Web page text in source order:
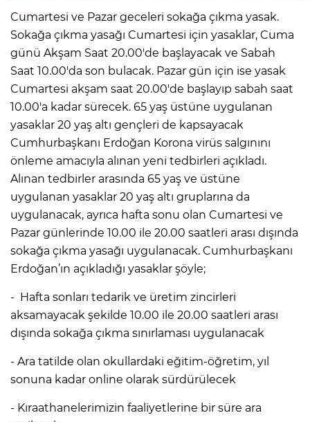
Cumartesi ve Pazar geceleri sokağa çıkma yasak.
Sokağa çıkma yasağı Cumartesi için yasaklar, Cuma
günü Akşam Saat 20.00'de başlayacak ve Sabah
Saat 10.00'da son bulacak. Pazar gün için ise yasak
Cumartesi akşam saat 20.00'de başlayıp sabah saat
10.00'a kadar sürecek. 65 yaş üstüne uygulanan
yasaklar 20 yaş altı gençleri de kapsayacak
Cumhurbaşkanı Erdoğan Korona virüs salgınını
önleme amacıyla alınan yeni tedbirleri açıkladı.
Alınan tedbirler arasında 65 yaş ve üstüne
uygulanan yasaklar 20 yaş altı gruplarına da
uygulanacak, ayrıca hafta sonu olan Cumartesi ve
Pazar günlerinde 10.00 ile 20.00 saatleri arası dışında
sokağa çıkma yasağı uygulanacak. Cumhurbaşkanı
Erdoğan’ın açıkladığı yasaklar şöyle;
- Hafta sonları tedarik ve üretim zincirleri
aksamayacak şekilde 10.00 ile 20.00 saatleri arası
dışında sokağa çıkma sınırlaması uygulanacak
- Ara tatilde olan okullardaki eğitim-öğretim, yıl
sonuna kadar online olarak sürdürülecek
- Kıraathanelerimizin faaliyetlerine bir süre ara